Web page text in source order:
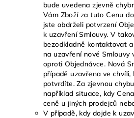
bude uvedena zjevně
Vám Zboží za tuto Cenu
jste obdrželi potvrzení
k uzavření Smlouvy. V
bezodkladně kontaktovat
na uzavření nové Smlouvy
oproti Objednávce. Nová
případě uzavřena ve chvíli,
potvrdíte. Za zjevnou
například situace, kdy
ceně u jiných prodejců
V případě, kdy dojde k